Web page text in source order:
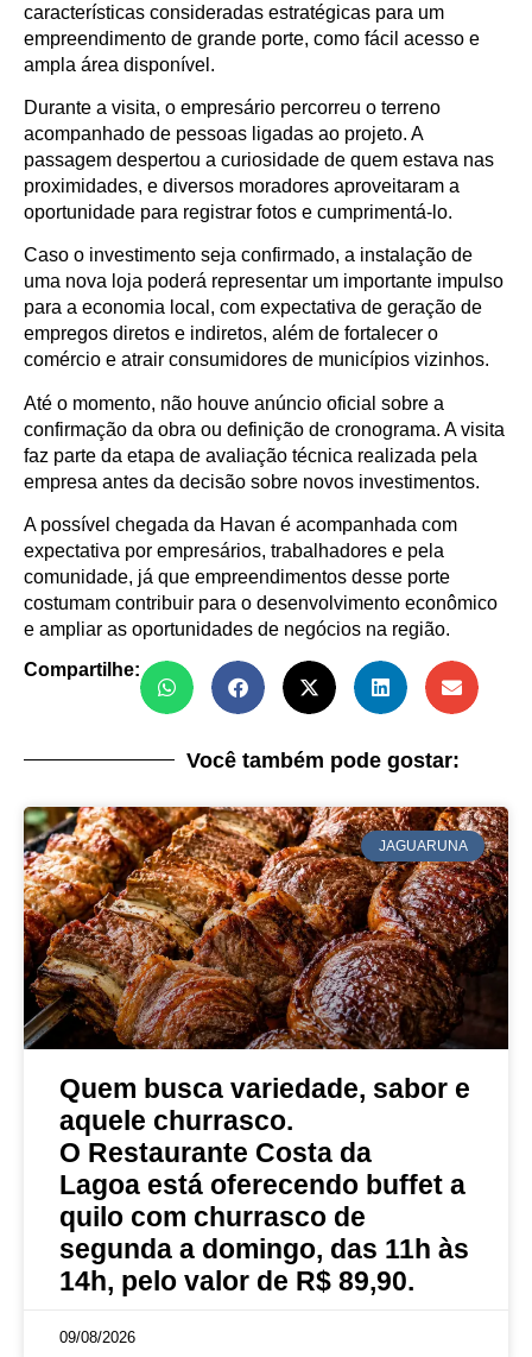
características consideradas estratégicas para um
empreendimento de grande porte, como fácil acesso e
ampla área disponível.
Durante a visita, o empresário percorreu o terreno
acompanhado de pessoas ligadas ao projeto. A
passagem despertou a curiosidade de quem estava nas
proximidades, e diversos moradores aproveitaram a
oportunidade para registrar fotos e cumprimentá-lo.
Caso o investimento seja confirmado, a instalação de
uma nova loja poderá representar um importante impulso
para a economia local, com expectativa de geração de
empregos diretos e indiretos, além de fortalecer o
comércio e atrair consumidores de municípios vizinhos.
Até o momento, não houve anúncio oficial sobre a
confirmação da obra ou definição de cronograma. A visita
faz parte da etapa de avaliação técnica realizada pela
empresa antes da decisão sobre novos investimentos.
A possível chegada da Havan é acompanhada com
expectativa por empresários, trabalhadores e pela
comunidade, já que empreendimentos desse porte
costumam contribuir para o desenvolvimento econômico
e ampliar as oportunidades de negócios na região.
Compartilhe:
Você também pode gostar:
JAGUARUNA
Quem busca variedade, sabor e
aquele churrasco.
O Restaurante Costa da
Lagoa está oferecendo buffet a
quilo com churrasco de
segunda a domingo, das 11h às
14h, pelo valor de R$ 89,90.
09/08/2026